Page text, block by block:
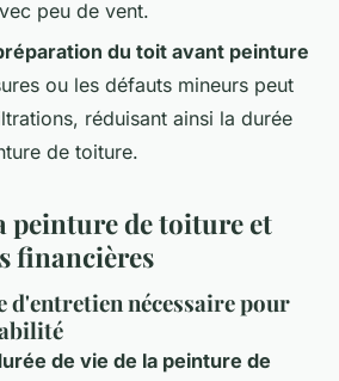
peu de vent.
du toit avant peinture
ou les défauts mineurs peut
réduisant ainsi la durée
de toiture.
peinture de toiture et
financières
d'entretien nécessaire pour
de vie de la peinture de